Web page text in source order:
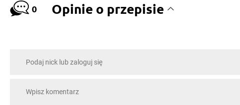
0 Opinie o przepisie